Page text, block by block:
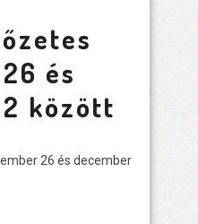
és
között